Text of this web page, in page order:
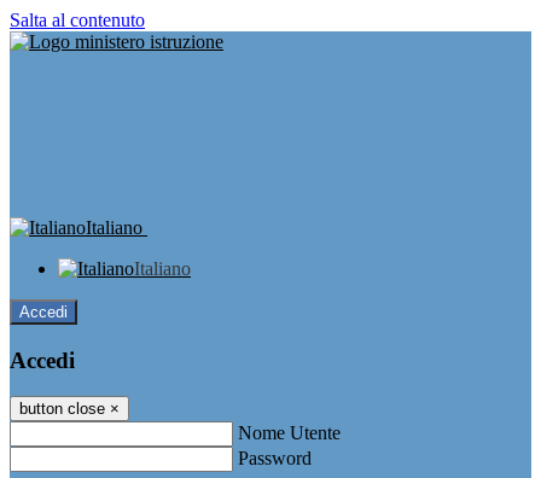
Salta al contenuto
Italiano
Italiano
Accedi
Accedi
button close ×
Nome Utente
Password